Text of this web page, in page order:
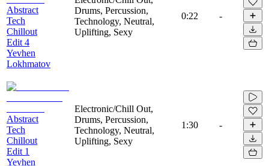
Abstract
Tech
Chillout
Edit 4
Yevhen
Lokhmatov
Drums, Percussion,
Technology, Neutral,
Uplifting, Sexy
0:22 -
Abstract
Tech
Chillout
Edit 1
Yevhen
Electronic/Chill Out,
Drums, Percussion,
Technology, Neutral,
Uplifting, Sexy
1:30 -